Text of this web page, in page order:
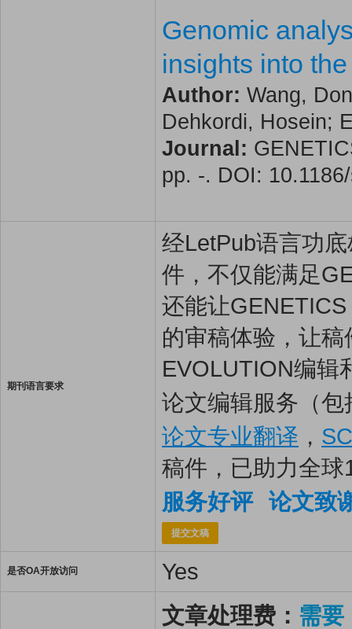
Genomic
insights into
Author: Wang,
Dehkordi, Hosein;
Journal:
pp. -. DOI:
期刊语言要求
经LetPub语言功
件，不仅能满足
还能让
的审稿体验，让
EVOLUTION编辑
论文编辑服务（包
论文专业翻译 ，
稿件，已助力全
服务好评
论文致
提交文稿
是否OA开放访问 Yes
文章处理费： 需要